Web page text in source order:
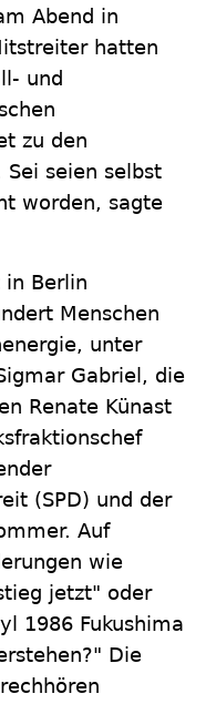
Abend in
hatten
und
zu den
seien selbst
worden, sagte
in Berlin
Menschen
unter
Gabriel, die
Renate Künast
(SPD) und der
Auf
wie
jetzt" oder
1986 Fukushima
Die